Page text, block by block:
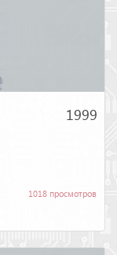
1999
1018 просмотров